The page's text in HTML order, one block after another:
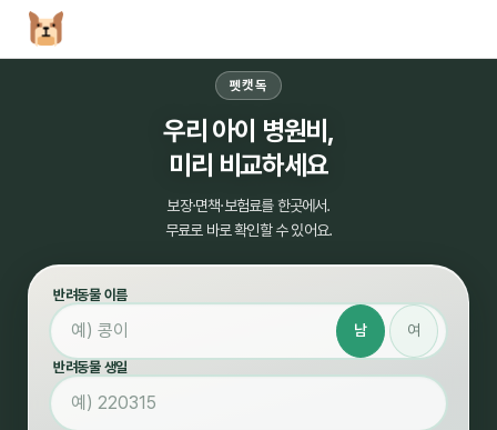
펫캣독
우리 아이 병원비,
미리 비교하세요
보장·면책·보험료를 한곳에서.
무료로 바로 확인할 수 있어요.
반려동물 이름
남 여
반려동물 생일